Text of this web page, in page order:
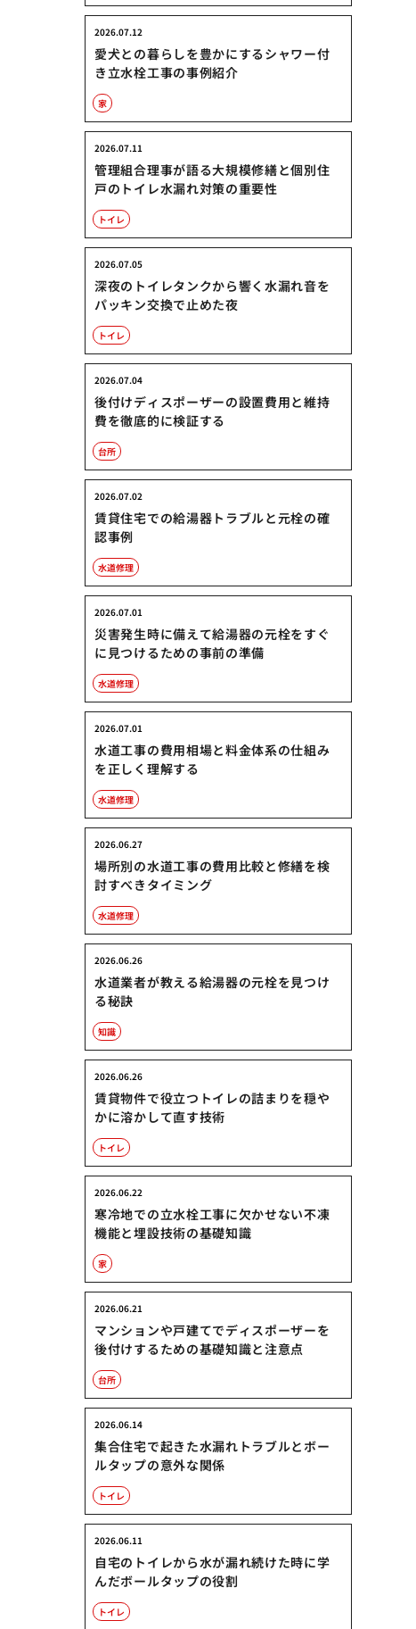
愛犬との暮らしを豊かにするシャワー付
き立水栓工事の事例紹介
2026.07.12
家
管理組合理事が語る大規模修繕と個別住
戸のトイレ水漏れ対策の重要性
2026.07.11
トイレ
深夜のトイレタンクから響く水漏れ音を
パッキン交換で止めた夜
2026.07.05
トイレ
後付けディスポーザーの設置費用と維持
費を徹底的に検証する
2026.07.04
台所
賃貸住宅での給湯器トラブルと元栓の確
認事例
2026.07.02
水道修理
災害発生時に備えて給湯器の元栓をすぐ
に見つけるための事前の準備
2026.07.01
水道修理
水道工事の費用相場と料金体系の仕組み
を正しく理解する
2026.07.01
水道修理
場所別の水道工事の費用比較と修繕を検
討すべきタイミング
2026.06.27
水道修理
水道業者が教える給湯器の元栓を見つけ
る秘訣
2026.06.26
知識
賃貸物件で役立つトイレの詰まりを穏や
かに溶かして直す技術
2026.06.26
トイレ
寒冷地での立水栓工事に欠かせない不凍
機能と埋設技術の基礎知識
2026.06.22
家
マンションや戸建てでディスポーザーを
後付けするための基礎知識と注意点
2026.06.21
台所
集合住宅で起きた水漏れトラブルとボー
ルタップの意外な関係
2026.06.14
トイレ
自宅のトイレから水が漏れ続けた時に学
んだボールタップの役割
2026.06.11
トイレ